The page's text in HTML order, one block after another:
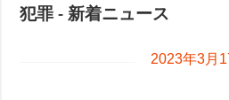
犯罪 - 新着ニュース
2023年3月